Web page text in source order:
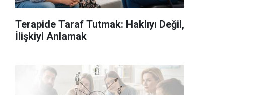
Terapide Taraf Tutmak: Haklıyı Değil,
İlişkiyi Anlamak